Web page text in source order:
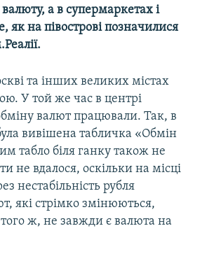
а в супермаркетах і
на півострові позначилися
та інших великих містах
У той же час в центрі
валют працювали. Так, в
вивішена табличка «Обмін
табло біля ганку також не
не вдалося, оскільки на місці
нестабільність рубля
які стрімко змінюються,
ж, не завжди є валюта на